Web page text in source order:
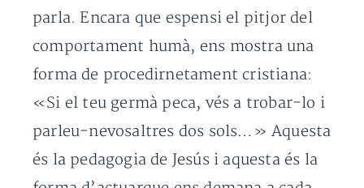
parla. Encara que espensi el pitjor del
comportament humà, ens mostra una
forma de procedirnetament cristiana:
«Si el teu germà peca, vés a trobar-lo i
parleu-nevosaltres dos sols…» Aquesta
és la pedagogia de Jesús i aquesta és la